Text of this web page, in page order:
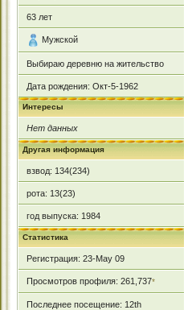
63 лет
Мужской
Выбираю деревню на жительство
Дата рождения: Окт-5-1962
Интересы
Нет данных
Другая информация
взвод: 134(234)
рота: 13(23)
год выпуска: 1984
Статистика
Регистрация: 23-May 09
Просмотров профиля: 261,737*
Последнее посещение: 12th